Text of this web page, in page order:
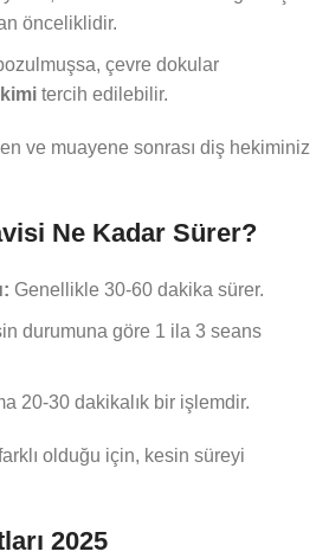
önceliklidir.
çevre dokular
tercih edilebilir.
ve muayene sonrası diş hekiminiz
Ne Kadar Sürer?
Genellikle 30-60 dakika sürer.
durumuna göre 1 ila 3 seans
20-30 dakikalık bir işlemdir.
olduğu için, kesin süreyi
2025